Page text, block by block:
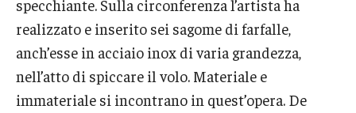
specchiante. Sulla circonferenza l’artista ha
realizzato e inserito sei sagome di farfalle,
anch’esse in acciaio inox di varia grandezza,
nell’atto di spiccare il volo. Materiale e
immateriale si incontrano in quest’opera. De